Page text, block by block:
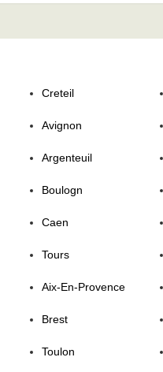
Creteil
Avignon
Argenteuil
Boulogn
Caen
Tours
Aix-En-Provence
Brest
Toulon